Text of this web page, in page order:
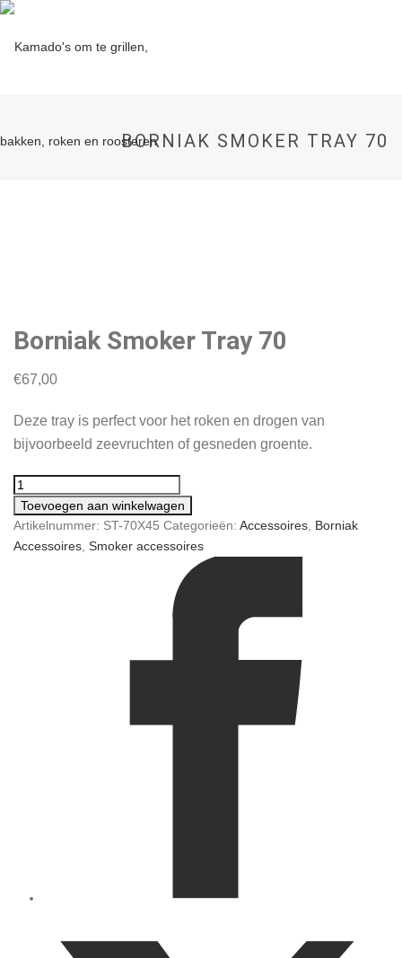
BORNIAK SMOKER TRAY 70
Borniak Smoker Tray 70
€67,00
Deze tray is perfect voor het roken en drogen van
bijvoorbeeld zeevruchten of gesneden groente.
Toevoegen aan winkelwagen
Artikelnummer: ST-70X45 Categorieën: Accessoires, Borniak
Accessoires, Smoker accessoires